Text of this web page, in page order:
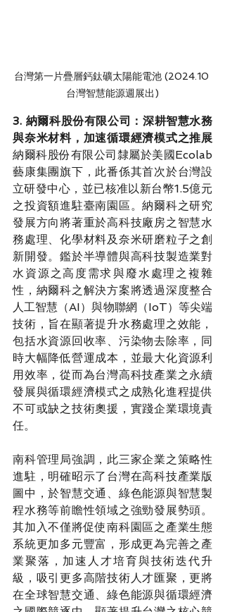
台灣第一片疊層鈣鈦礦太陽能電池 (2024.10
台灣智慧能源週展出)
3. 納爾科股份有限公司：深耕智慧水務
與奈米材料，加速循環經濟模式之推展
納爾科股份有限公司隸屬於美國Ecolab
藝康集團旗下，此番係其首次於台灣設
立研發中心，並已核准以新台幣1.5億元
之投資額進駐臺南園區。納爾科之研究
發展方向將著重於高科技廠房之智慧水
務處理、化學材料及奈米研磨粒子之創
新開發。鑑於半導體與高科技製造業對
水資源之高度需求與廢水處理之複雜
性，納爾科之解決方案將透過深度整合
人工智慧（AI）與物聯網（IoT）等尖端
技術，旨在顯著提升水務處理之效能，
包括水資源回收率、污染物去除率，同
時大幅降低營運成本，並最大化資源利
用效率，從而為台灣高科技產業之永續
發展與循環經濟模式之成熟化進程提供
不可或缺之技術奧援，實踐企業環境責
任。
南科管理局強調，此三家企業之策略性
進駐，明確昭示了台灣在高科技產業版
圖中，於智慧交通、綠色能源與智慧製
程水務等前瞻性領域之強勁發展勢頭。
其加入不僅將促使南科園區之產業生態
系統更加多元豐富，形成更為完善之產
業聚落，加速人才培育與技術迭代升
級，吸引更多高階技術人才匯聚，更將
在全球智慧交通、綠色能源與循環經濟